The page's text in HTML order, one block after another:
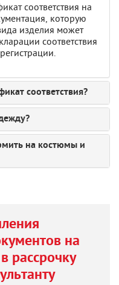
соответствия на
которую
изделия может
соответствия
соответствия?
на костюмы и
на
рассрочку